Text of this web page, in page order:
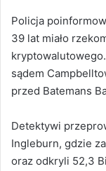
Policja
39 lat miało
sądem
przed Batemans
Detektywi
Ingleburn, gdzie
oraz odkryli 52,3